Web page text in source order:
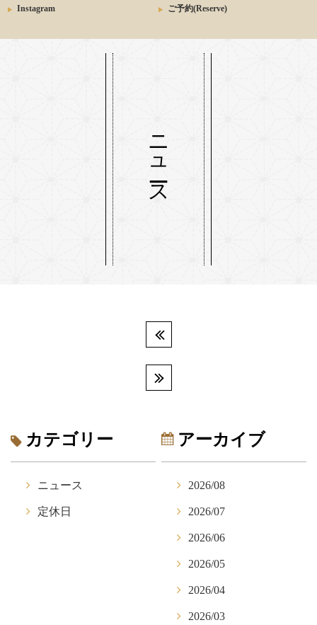
Instagram ご予約(Reserve)
ニュース
カテゴリー
ニュース
定休日
アーカイブ
2026/08
2026/07
2026/06
2026/05
2026/04
2026/03